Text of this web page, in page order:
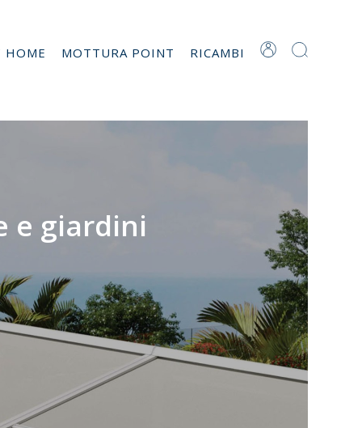
HOME MOTTURA POINT RICAMBI
e giardini